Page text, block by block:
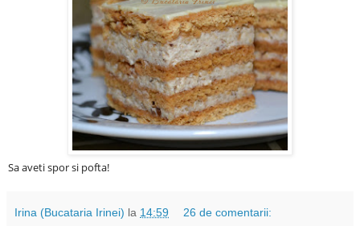
Sa aveti spor si pofta!
Irina (Bucataria Irinei) la 14:59 26 de comentarii: